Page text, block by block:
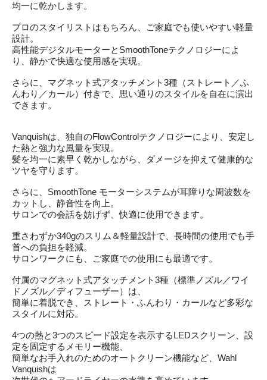
均一に乾かします。
プロのスタイリストはもちろん、ご家庭でも使いやすい軽量
設計。
高性能デジタルモーターとSmoothToneテクノロジーによ
り、静かで快適な使用感を実現。
さらに、マグネット式アタッチメント3種（ストレート／ふ
んわり／カール）付きで、思い通りのスタイルを自在に演出
できます。
Vanquishは、独自のFlowControlテクノロジーにより、安定し
た熱と強力な風量を実現。
髪を均一に素早く乾かしながら、ダメージを抑えて健康的な
ツヤを守ります。
さらに、SmoothTone モーターシステムが耳障りな周波数を
カットし、静音性を向上。
サロンでの会話を妨げず、快適に使用できます。
重さわずか340gのスリム＆軽量設計で、長時間の使用でも手
首への負担を軽減。
サロンワークにも、ご家庭での使用にも最適です。
付属のマグネット式アタッチメント3種（標準ノズル／ワイ
ドノズル／ディフューザー）は、
簡単に着脱でき、ストレート・ふんわり・カールなど多彩な
スタイルに対応。
4つの熱と3つのスピード設定を表示するLEDスクリーン、設
定を固定するメモリー機能、
簡単なお手入れのためのオートクリーン機能など、Wahl
Vanquishは